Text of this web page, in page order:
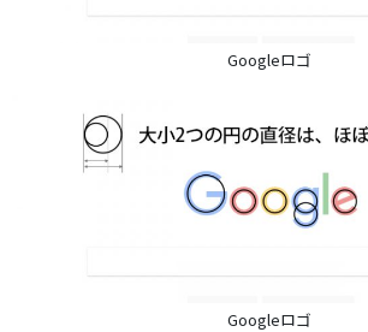
Googleロゴ
Googleロゴ